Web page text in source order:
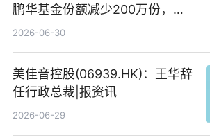
鹏华基金份额减少200万份，重
仓股亨通光电、赤峰黄金、佰维
2026-06-30
美佳音控股(06939.HK)：王华辞
任行政总裁|报资讯
2026-06-29